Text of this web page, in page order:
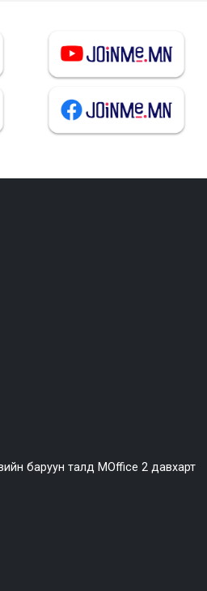
баруун талд MOffice 2 давхарт